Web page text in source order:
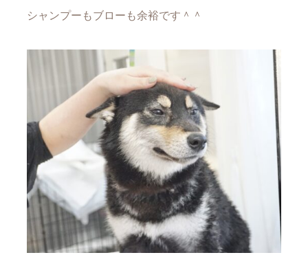
シャンプーもブローも余裕です＾＾